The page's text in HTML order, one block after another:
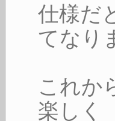
仕様だ
てなり
これか
楽しく